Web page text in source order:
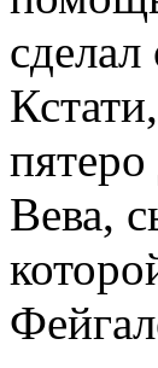
Вева,